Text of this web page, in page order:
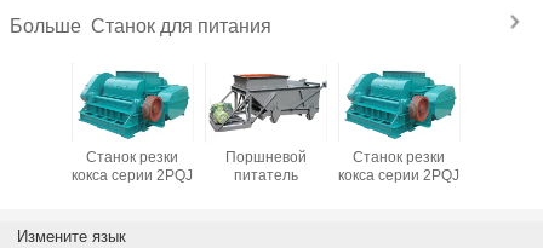
Больше Станок для питания
Станок резки
кокса серии 2PQJ
Поршневой
питатель
Станок резки
кокса серии 2PQJ
Измените язык